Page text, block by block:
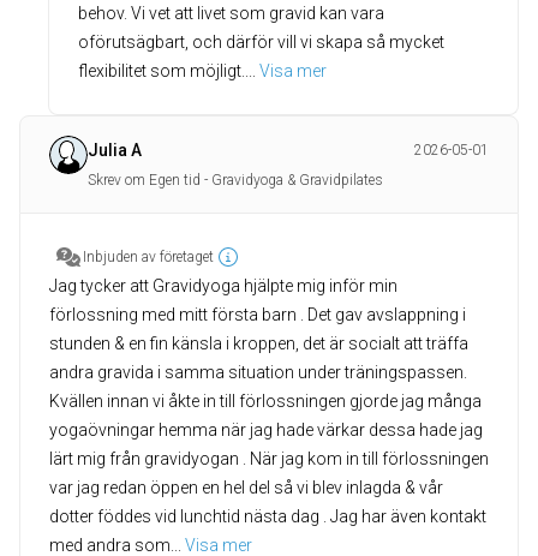
behov. Vi vet att livet som gravid kan vara
oförutsägbart, och därför vill vi skapa så mycket
flexibilitet som möjligt.
Visa mer
Julia A
2026-05-01
Skrev om Egen tid - Gravidyoga & Gravidpilates
Inbjuden av företaget
Jag tycker att Gravidyoga hjälpte mig inför min
förlossning med mitt första barn . Det gav avslappning i
stunden & en fin känsla i kroppen, det är socialt att träffa
andra gravida i samma situation under träningspassen.
Kvällen innan vi åkte in till förlossningen gjorde jag många
yogaövningar hemma när jag hade värkar dessa hade jag
lärt mig från gravidyogan . När jag kom in till förlossningen
var jag redan öppen en hel del så vi blev inlagda & vår
dotter föddes vid lunchtid nästa dag . Jag har även kontakt
med andra som
Visa mer